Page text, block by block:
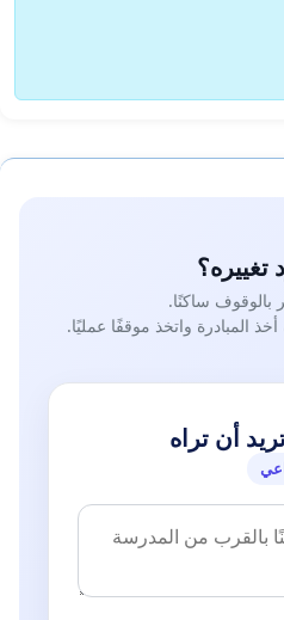
تغييره؟
بالوقوف ساكنًا.
المبادرة واتخذ موقفًا عمليًا.
أن تراه